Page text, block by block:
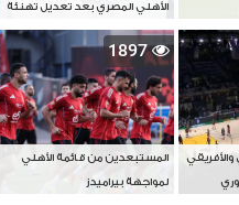
الأهلي المصري بعد تعديل تهنئة
بطل آسيا
والأفريقي
1897
المستبعدين من قائمة الأهلي
لمواجهة بيراميدز